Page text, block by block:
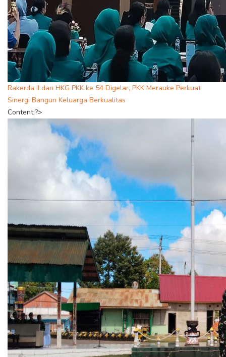
Rakerda II dan HKG PKK ke 54 Digelar, PKK Merauke Perkuat
Sinergi Bangun Keluarga Berkualitas
Content;?>